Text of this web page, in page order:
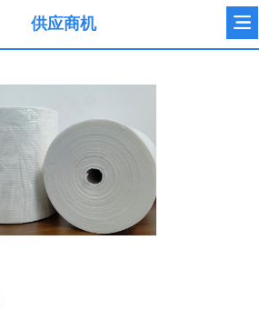
供应商机